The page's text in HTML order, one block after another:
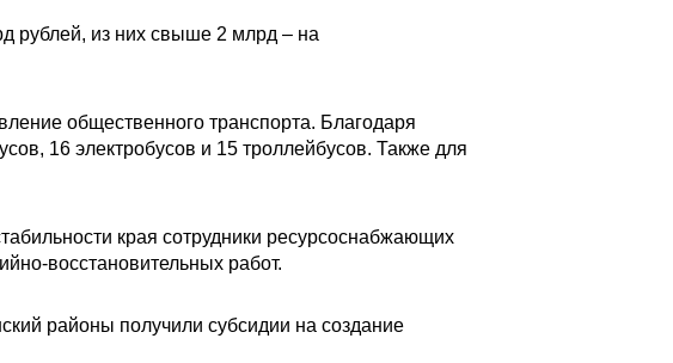
рублей, из них свыше 2 млрд – на
общественного транспорта. Благодаря
16 электробусов и 15 троллейбусов. Также для
края сотрудники ресурсоснабжающих
восстановительных работ.
районы получили субсидии на создание